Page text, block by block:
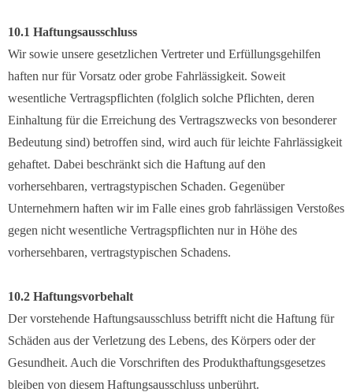
10.1 Haftungsausschluss
Wir sowie unsere gesetzlichen Vertreter und Erfüllungsgehilfen
haften nur für Vorsatz oder grobe Fahrlässigkeit. Soweit
wesentliche Vertragspflichten (folglich solche Pflichten, deren
Einhaltung für die Erreichung des Vertragszwecks von besonderer
Bedeutung sind) betroffen sind, wird auch für leichte Fahrlässigkeit
gehaftet. Dabei beschränkt sich die Haftung auf den
vorhersehbaren, vertragstypischen Schaden. Gegenüber
Unternehmern haften wir im Falle eines grob fahrlässigen Verstoßes
gegen nicht wesentliche Vertragspflichten nur in Höhe des
vorhersehbaren, vertragstypischen Schadens.
10.2 Haftungsvorbehalt
Der vorstehende Haftungsausschluss betrifft nicht die Haftung für
Schäden aus der Verletzung des Lebens, des Körpers oder der
Gesundheit. Auch die Vorschriften des Produkthaftungsgesetzes
bleiben von diesem Haftungsausschluss unberührt.